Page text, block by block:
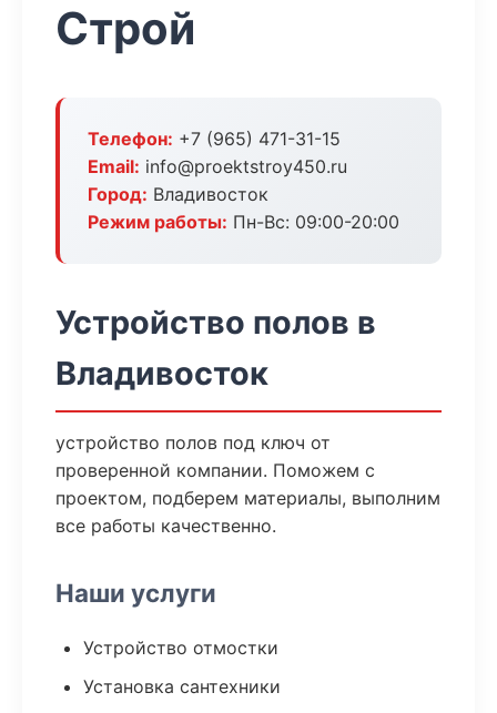
Строй
Телефон: +7 (965) 471-31-15
Email: info@proektstroy450.ru
Город: Владивосток
Режим работы: Пн-Вс: 09:00-20:00
Устройство полов в
Владивосток
устройство полов под ключ от
проверенной компании. Поможем с
проектом, подберем материалы, выполним
все работы качественно.
Наши услуги
Устройство отмостки
Установка сантехники